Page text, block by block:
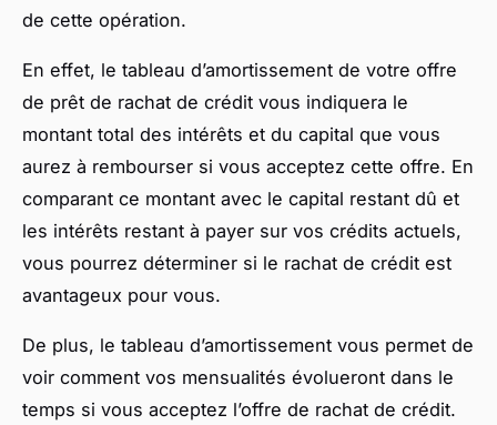
de cette opération.
En effet, le tableau d’amortissement de votre offre
de prêt de rachat de crédit vous indiquera le
montant total des intérêts et du capital que vous
aurez à rembourser si vous acceptez cette offre. En
comparant ce montant avec le capital restant dû et
les intérêts restant à payer sur vos crédits actuels,
vous pourrez déterminer si le rachat de crédit est
avantageux pour vous.
De plus, le tableau d’amortissement vous permet de
voir comment vos mensualités évolueront dans le
temps si vous acceptez l’offre de rachat de crédit.